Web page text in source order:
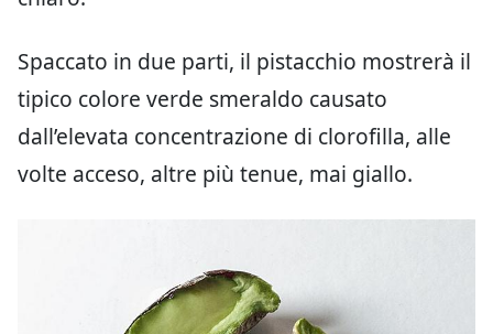
Spaccato in due parti, il pistacchio mostrerà il
tipico colore verde smeraldo causato
dall’elevata concentrazione di clorofilla, alle
volte acceso, altre più tenue, mai giallo.